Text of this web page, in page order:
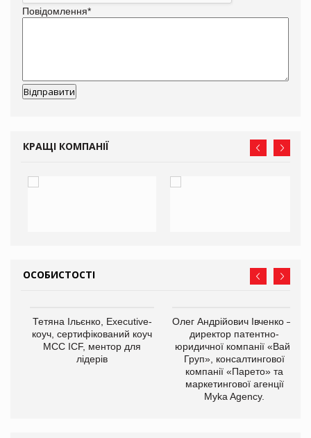
Повідомлення*
КРАЩІ КОМПАНІЇ
ОСОБИСТОСТІ
Тетяна Ільєнко, Executive-
коуч, сертифікований коуч
МСС ICF, ментор для
лідерів
Олег Андрійович Івченко —
директор патентно-
юридичної компанії «Вайз
Груп», консалтингової
компанії «Парето» та
маркетингової агенції
Myka Agency.